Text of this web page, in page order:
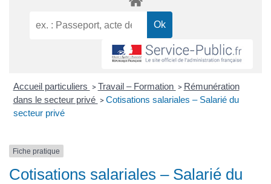
Accueil particuliers > Travail – Formation > Rémunération
dans le secteur privé > Cotisations salariales – Salarié du
secteur privé
Fiche pratique
Cotisations salariales – Salarié du